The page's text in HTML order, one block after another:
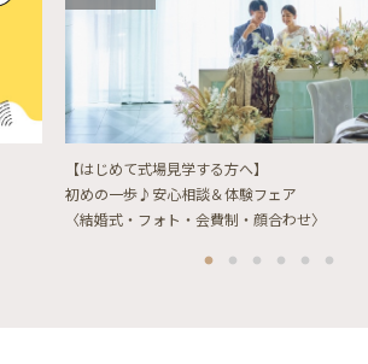
【はじめて式場見学する方へ】
初めの一歩♪安心相談＆体験フェア
〈結婚式・フォト・会費制・顔合わせ〉